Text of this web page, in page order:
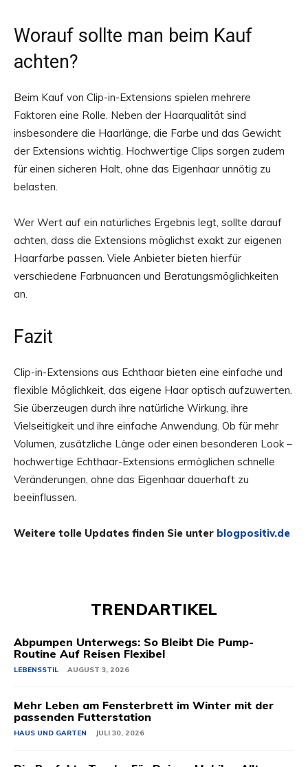
Worauf sollte man beim Kauf
achten?
Beim Kauf von Clip-in-Extensions spielen mehrere
Faktoren eine Rolle. Neben der Haarqualität sind
insbesondere die Haarlänge, die Farbe und das Gewicht
der Extensions wichtig. Hochwertige Clips sorgen zudem
für einen sicheren Halt, ohne das Eigenhaar unnötig zu
belasten.
Wer Wert auf ein natürliches Ergebnis legt, sollte darauf
achten, dass die Extensions möglichst exakt zur eigenen
Haarfarbe passen. Viele Anbieter bieten hierfür
verschiedene Farbnuancen und Beratungsmöglichkeiten
an.
Fazit
Clip-in-Extensions aus Echthaar bieten eine einfache und
flexible Möglichkeit, das eigene Haar optisch aufzuwerten.
Sie überzeugen durch ihre natürliche Wirkung, ihre
Vielseitigkeit und ihre einfache Anwendung. Ob für mehr
Volumen, zusätzliche Länge oder einen besonderen Look –
hochwertige Echthaar-Extensions ermöglichen schnelle
Veränderungen, ohne das Eigenhaar dauerhaft zu
beeinflussen.
Weitere tolle Updates finden Sie unter blogpositiv.de
TRENDARTIKEL
Abpumpen Unterwegs: So Bleibt Die Pump-
Routine Auf Reisen Flexibel
LEBENSSTIL AUGUST 3, 2026
Mehr Leben am Fensterbrett im Winter mit der
passenden Futterstation
HAUS UND GARTEN JULI 30, 2026